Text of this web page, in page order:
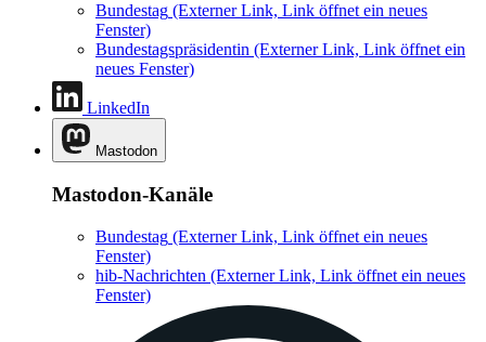
Bundestag (Externer Link, Link öffnet ein neues
Fenster)
Bundestagspräsidentin (Externer Link, Link öffnet ein
neues Fenster)
LinkedIn
Mastodon
Mastodon-Kanäle
Bundestag (Externer Link, Link öffnet ein neues
Fenster)
hib-Nachrichten (Externer Link, Link öffnet ein neues
Fenster)